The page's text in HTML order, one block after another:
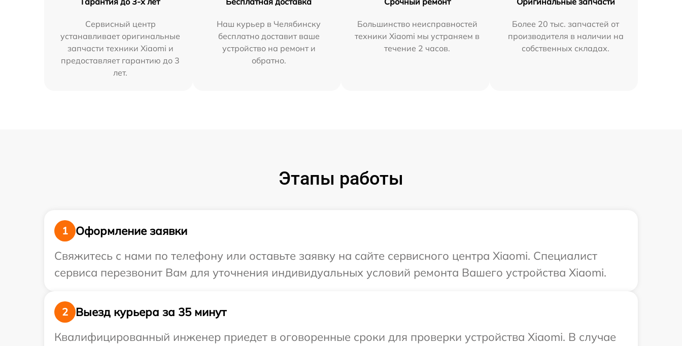
Сервисный центр
устанавливает оригинальные
запчасти техники Xiaomi и
предоставляет гарантию до 3
лет.
Наш курьер в Челябинску
бесплатно доставит ваше
устройство на ремонт и
обратно.
Большинство неисправностей
техники Xiaomi мы устраняем в
течение 2 часов.
Более 20 тыс. запчастей от
производителя в наличии на
собственных складах.
Этапы работы
1
Оформление заявки
Свяжитесь с нами по телефону или оставьте заявку на сайте сервисного центра Xiaomi. Специалист
сервиса перезвонит Вам для уточнения индивидуальных условий ремонта Вашего устройства Xiaomi.
2
Выезд курьера за 35 минут
Квалифицированный инженер приедет в оговоренные сроки для проверки устройства Xiaomi. В случае